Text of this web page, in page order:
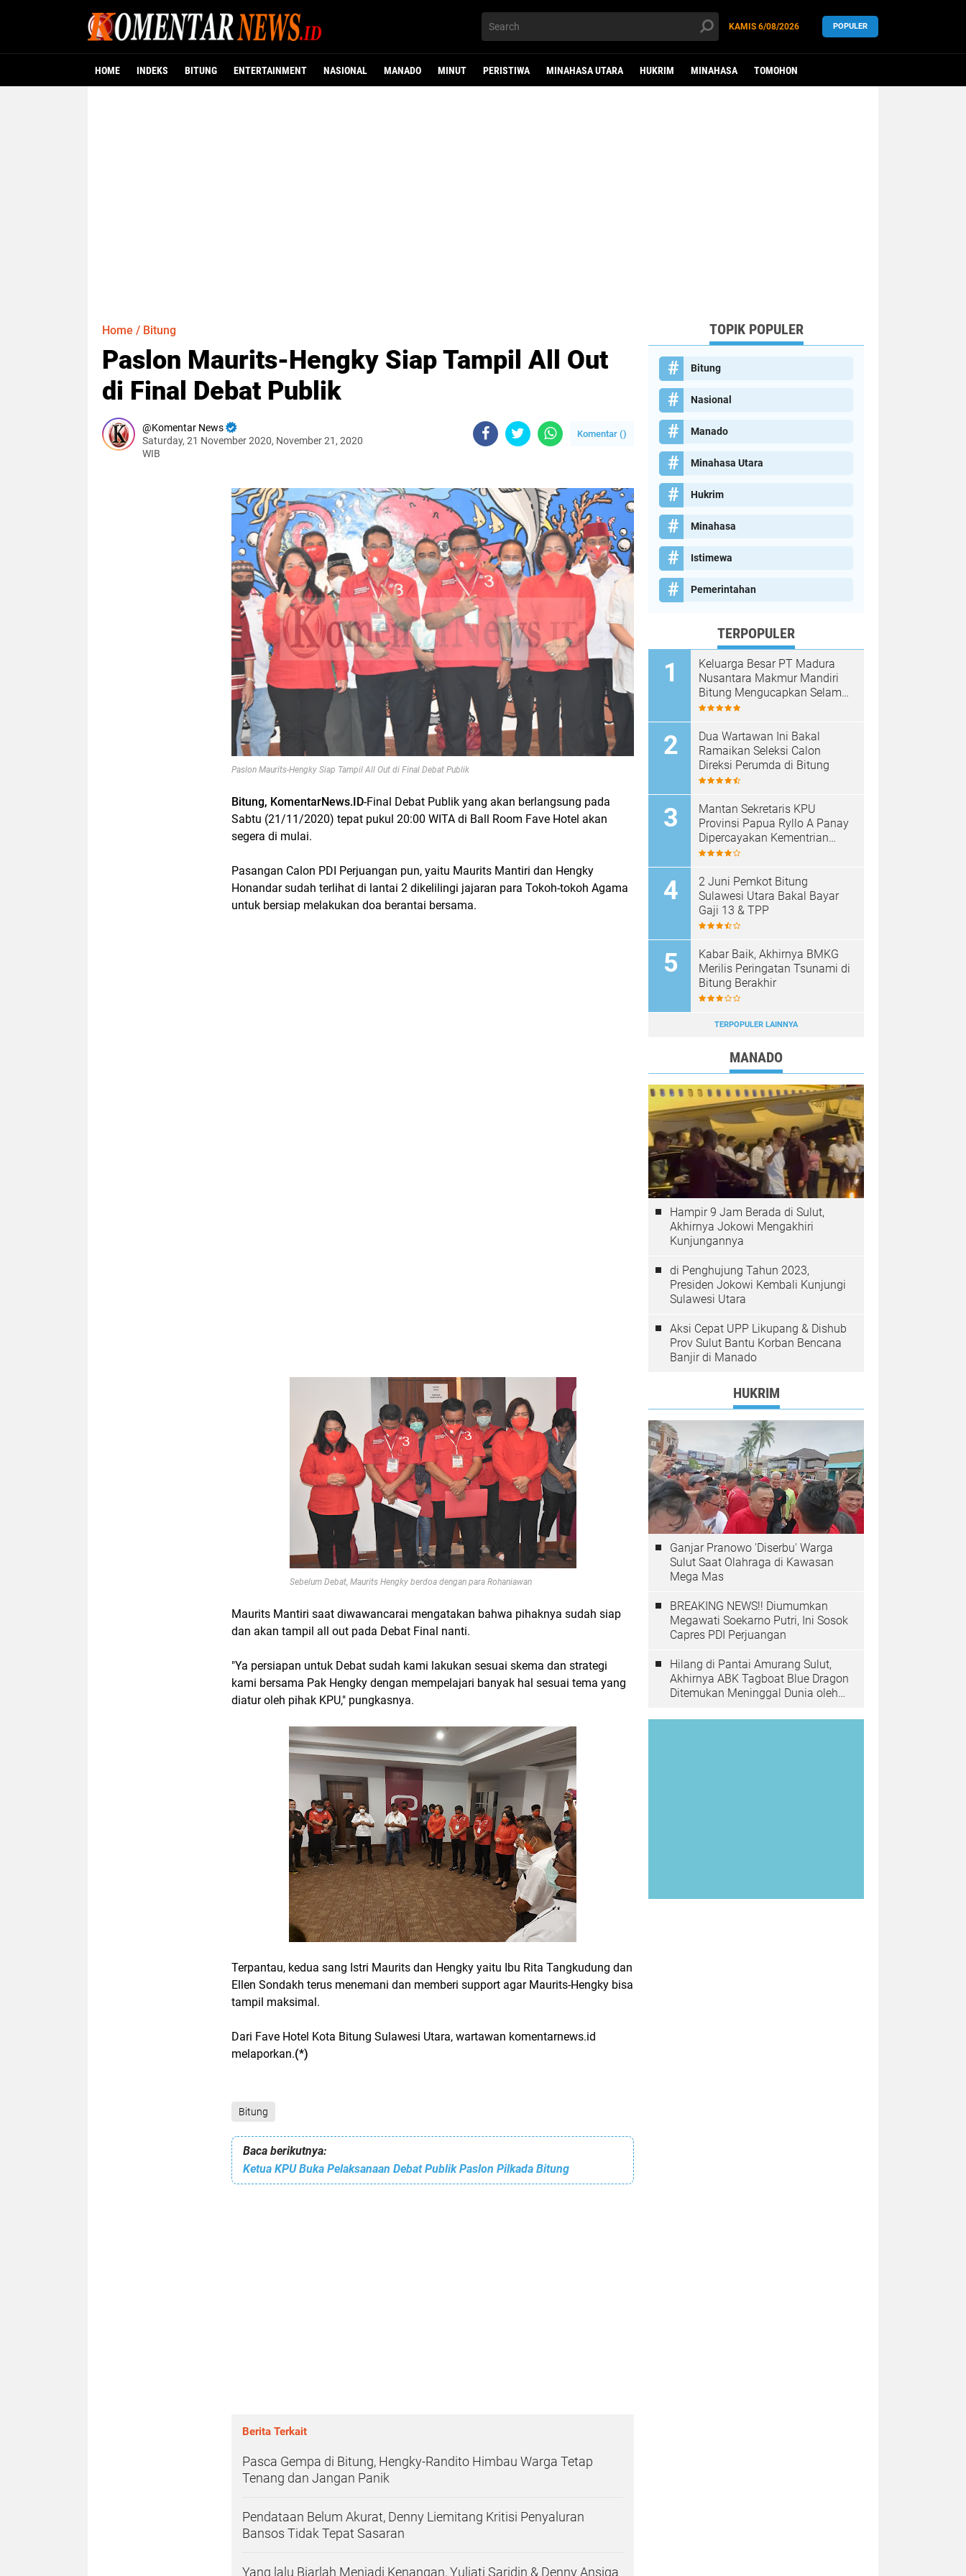
KAMIS 6/08/2026 POPULER
HOME INDEKS BITUNG ENTERTAINMENT NASIONAL MANADO MINUT PERISTIWA MINAHASA UTARA HUKRIM MINAHASA TOMOHON
Home / Bitung
Paslon Maurits-Hengky Siap Tampil All Out
di Final Debat Publik
Komentar News
Saturday, 21 November 2020, November 21, 2020
WIB
Komentar ()
Paslon Maurits-Hengky Siap Tampil All Out di Final Debat Publik
Bitung, KomentarNews.ID-Final Debat Publik yang akan berlangsung pada
Sabtu (21/11/2020) tepat pukul 20:00 WITA di Ball Room Fave Hotel akan
segera di mulai.
Pasangan Calon PDI Perjuangan pun, yaitu Maurits Mantiri dan Hengky
Honandar sudah terlihat di lantai 2 dikelilingi jajaran para Tokoh-tokoh Agama
untuk bersiap melakukan doa berantai bersama.
Sebelum Debat, Maurits Hengky berdoa dengan para Rohaniawan
Maurits Mantiri saat diwawancarai mengatakan bahwa pihaknya sudah siap
dan akan tampil all out pada Debat Final nanti.
"Ya persiapan untuk Debat sudah kami lakukan sesuai skema dan strategi
kami bersama Pak Hengky dengan mempelajari banyak hal sesuai tema yang
diatur oleh pihak KPU," pungkasnya.
Terpantau, kedua sang Istri Maurits dan Hengky yaitu Ibu Rita Tangkudung dan
Ellen Sondakh terus menemani dan memberi support agar Maurits-Hengky bisa
tampil maksimal.
Dari Fave Hotel Kota Bitung Sulawesi Utara, wartawan komentarnews.id
melaporkan.(*)
Bitung
Baca berikutnya:
Ketua KPU Buka Pelaksanaan Debat Publik Paslon Pilkada Bitung
Berita Terkait
Pasca Gempa di Bitung, Hengky-Randito Himbau Warga Tetap
Tenang dan Jangan Panik
Pendataan Belum Akurat, Denny Liemitang Kritisi Penyaluran
Bansos Tidak Tepat Sasaran
Yang lalu Biarlah Menjadi Kenangan, Yuliati Saridin & Denny Ansiga
TOPIK POPULER
Bitung
Nasional
Manado
Minahasa Utara
Hukrim
Minahasa
Istimewa
Pemerintahan
TERPOPULER
Keluarga Besar PT Madura
Nusantara Makmur Mandiri
Bitung Mengucapkan Selamat
HUT Bhayangkara ke-80
Dua Wartawan Ini Bakal
Ramaikan Seleksi Calon
Direksi Perumda di Bitung
Mantan Sekretaris KPU
Provinsi Papua Ryllo A Panay
Dipercayakan Kementrian
ESDM RI Menjabat Direktur
Bukti
2 Juni Pemkot Bitung
Sulawesi Utara Bakal Bayar
Gaji 13 & TPP
Kabar Baik, Akhirnya BMKG
Merilis Peringatan Tsunami di
Bitung Berakhir
TERPOPULER LAINNYA
MANADO
Hampir 9 Jam Berada di Sulut,
Akhirnya Jokowi Mengakhiri
Kunjungannya
di Penghujung Tahun 2023,
Presiden Jokowi Kembali Kunjungi
Sulawesi Utara
Aksi Cepat UPP Likupang & Dishub
Prov Sulut Bantu Korban Bencana
Banjir di Manado
HUKRIM
Ganjar Pranowo 'Diserbu' Warga
Sulut Saat Olahraga di Kawasan
Mega Mas
BREAKING NEWS!! Diumumkan
Megawati Soekarno Putri, Ini Sosok
Capres PDI Perjuangan
Hilang di Pantai Amurang Sulut,
Akhirnya ABK Tagboat Blue Dragon
Ditemukan Meninggal Dunia oleh